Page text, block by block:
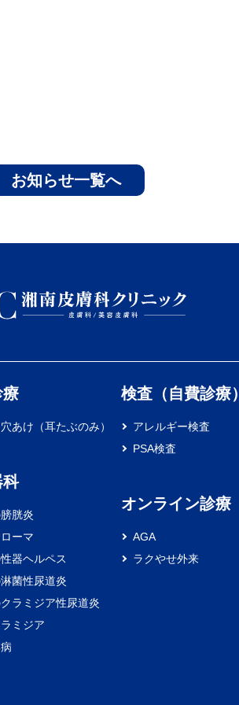
お知らせ一覧へ
療
あけ（耳たぶのみ）
科
胱炎
ーマ
器ヘルペス
菌性尿道炎
ラミジア性尿道炎
ミジア
検査（自費診療）
アレルギー検査
PSA検査
オンライン診療
AGA
ラクやせ外来